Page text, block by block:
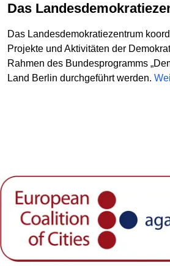
Das
Das Landesdemokratiezentrum
Projekte und Aktivitäten der
Rahmen des Bundesprogramms
Land Berlin durchgeführt werden.